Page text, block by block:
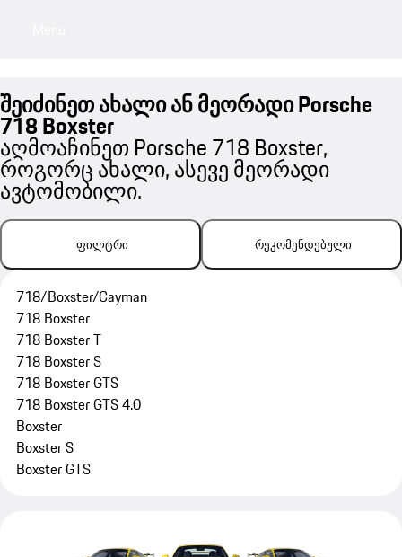
შეიძინეთ ახალი ან მეორადი Porsche
718 Boxster
აღმოაჩინეთ Porsche 718 Boxster,
როგორც ახალი, ასევე მეორადი
ავტომობილი.
ფილტრი რეკომენდებული
718/Boxster/Cayman
718 Boxster
718 Boxster T
718 Boxster S
718 Boxster GTS
718 Boxster GTS 4.0
Boxster
Boxster S
Boxster GTS